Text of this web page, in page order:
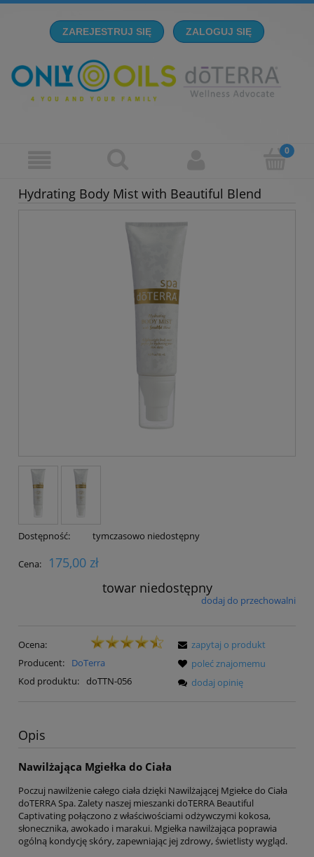
ZAREJESTRUJ SIĘ ZALOGUJ SIĘ
Hydrating Body Mist with Beautiful Blend
Dostępność: tymczasowo niedostępny
Cena:
175,00 zł
towar niedostępny
dodaj do przechowalni
Ocena:
Producent:
DoTerra
Kod produktu: doTTN-056
zapytaj o produkt
poleć znajomemu
dodaj opinię
Opis
Nawilżająca Mgiełka do Ciała
Poczuj nawilżenie całego ciała dzięki Nawilżającej Mgiełce do Ciała
doTERRA Spa. Zalety naszej mieszanki doTERRA Beautiful
Captivating połączono z właściwościami odżywczymi kokosa,
słonecznika, awokado i marakui. Mgiełka nawilżająca poprawia
ogólną kondycję skóry, zapewniając jej zdrowy, świetlisty wygląd.